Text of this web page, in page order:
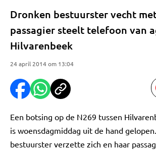
Dronken bestuurster vecht
passagier steelt telefoon van
Hilvarenbeek
24 april 2014 om 13:04
Een botsing op de N269 tussen
is woensdagmiddag uit de hand
bestuurster verzette zich en haar